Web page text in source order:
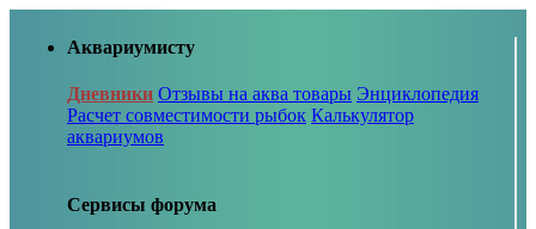
Аквариумисту
Дневники Отзывы на аква товары Энциклопедия
Расчет совместимости рыбок Калькулятор
аквариумов
Сервисы форума